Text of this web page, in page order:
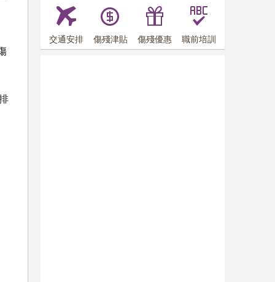
交通安排 傷殘津貼 傷殘優惠 職前培訓